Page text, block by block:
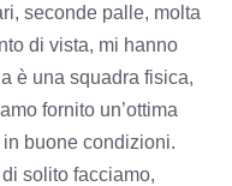
seconde palle, molta
di vista, mi hanno
è una squadra fisica,
fornito un’ottima
buone condizioni.
solito facciamo,